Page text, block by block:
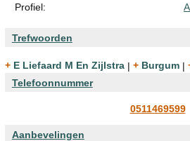
Profiel:
Trefwoorden
+ E Liefaard M En Zijlstra | + Burgum |
Telefoonnummer
0511469599
Aanbevelingen